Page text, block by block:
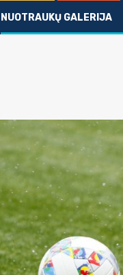
NUOTRAUKŲ GALERIJA